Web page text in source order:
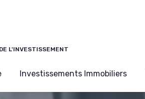
L'INVESTISSEMENT
Investissements Immobiliers